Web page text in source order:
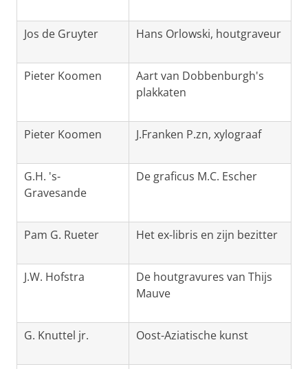
Jos de Gruyter Hans Orlowski, houtgraveur
Pieter Koomen
Aart van Dobbenburgh's
plakkaten
Pieter Koomen J.Franken P.zn, xylograaf
G.H. 's-
Gravesande
De graficus M.C. Escher
Pam G. Rueter Het ex-libris en zijn bezitter
J.W. Hofstra
De houtgravures van Thijs
Mauve
G. Knuttel jr. Oost-Aziatische kunst